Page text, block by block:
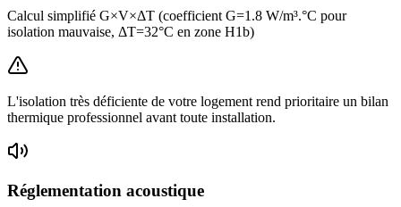
Calcul simplifié G×V×ΔT (coefficient G=1.8 W/m³.°C pour
isolation mauvaise, ΔT=32°C en zone H1b)
L'isolation très déficiente de votre logement rend prioritaire un bilan
thermique professionnel avant toute installation.
Réglementation acoustique